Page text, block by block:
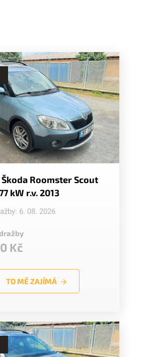
Roomster Scout
kW r.v. 2013
6. 08. 2026
Kč
TO MĚ ZAJÍMÁ